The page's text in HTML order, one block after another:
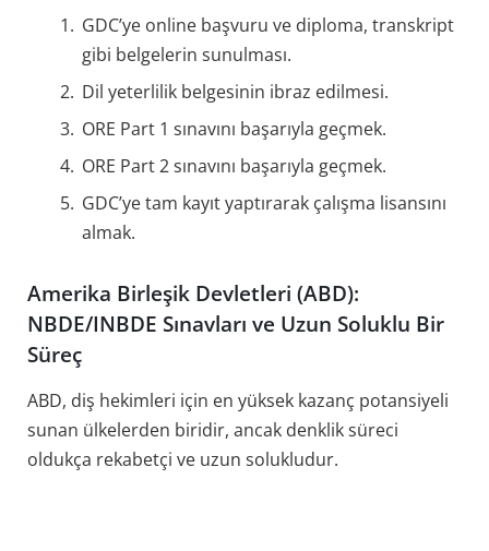
GDC’ye online başvuru ve diploma, transkript
gibi belgelerin sunulması.
Dil yeterlilik belgesinin ibraz edilmesi.
ORE Part 1 sınavını başarıyla geçmek.
ORE Part 2 sınavını başarıyla geçmek.
GDC’ye tam kayıt yaptırarak çalışma lisansını
almak.
Amerika Birleşik Devletleri (ABD):
NBDE/INBDE Sınavları ve Uzun Soluklu Bir
Süreç
ABD, diş hekimleri için en yüksek kazanç potansiyeli
sunan ülkelerden biridir, ancak denklik süreci
oldukça rekabetçi ve uzun solukludur.